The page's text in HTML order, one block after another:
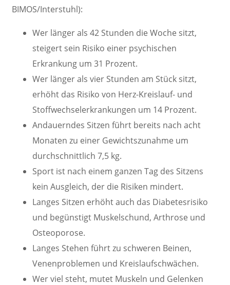
BIMOS/Interstuhl):
Wer länger als 42 Stunden die Woche sitzt,
steigert sein Risiko einer psychischen
Erkrankung um 31 Prozent.
Wer länger als vier Stunden am Stück sitzt,
erhöht das Risiko von Herz-Kreislauf- und
Stoffwechselerkrankungen um 14 Prozent.
Andauerndes Sitzen führt bereits nach acht
Monaten zu einer Gewichtszunahme um
durchschnittlich 7,5 kg.
Sport ist nach einem ganzen Tag des Sitzens
kein Ausgleich, der die Risiken mindert.
Langes Sitzen erhöht auch das Diabetesrisiko
und begünstigt Muskelschund, Arthrose und
Osteoporose.
Langes Stehen führt zu schweren Beinen,
Venenproblemen und Kreislaufschwächen.
Wer viel steht, mutet Muskeln und Gelenken